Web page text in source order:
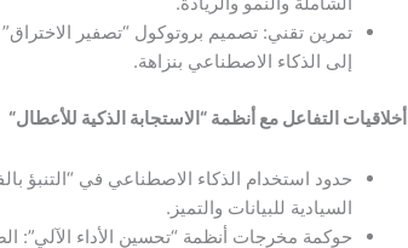
تمرين تقني: تصميم بروتوكول “تصفير
إلى الذكاء الاصطناعي بنزاهة.
أخلاقيات التفاعل مع أنظمة “الاستجابة الذكية للأعطال“
حدود استخدام الذكاء الاصطناعي في “التنبؤ
السيادية للبيانات والتميز.
حوكمة مخرجات أنظمة “تحسين الأداء الآلي”: